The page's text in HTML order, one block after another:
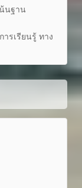
นฐาน
รเรียนรู้ ทาง